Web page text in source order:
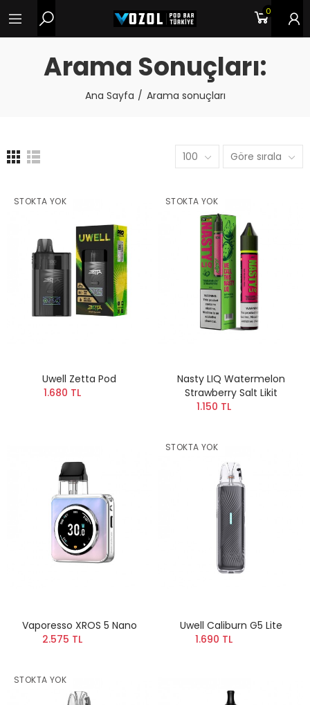
0
Arama Sonuçları:
Ana Sayfa Arama sonuçları
100 Göre sırala
STOKTA YOK
Uwell Zetta Pod
1.680 TL
STOKTA YOK
Nasty LIQ Watermelon
Strawberry Salt Likit
1.150 TL
Vaporesso XROS 5 Nano
2.575 TL
STOKTA YOK
Uwell Caliburn G5 Lite
1.690 TL
STOKTA YOK